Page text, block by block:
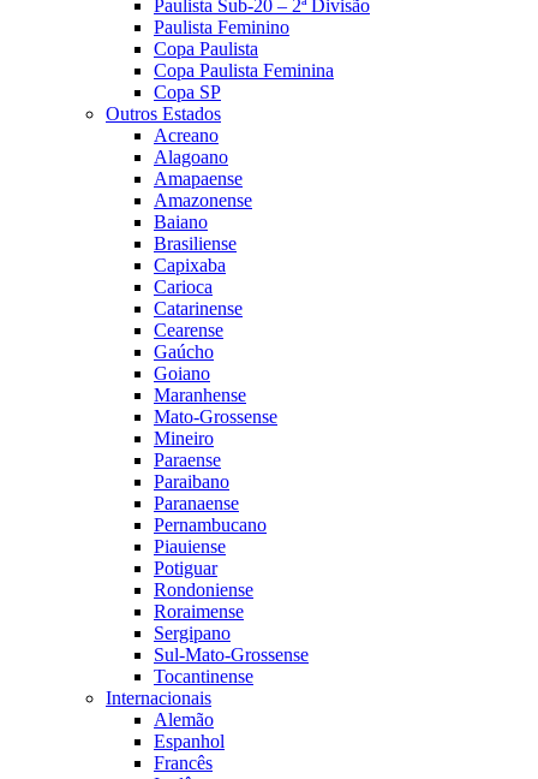
Paulista Sub-20 – 2ª Divisão
Paulista Feminino
Copa Paulista
Copa Paulista Feminina
Copa SP
Outros Estados
Acreano
Alagoano
Amapaense
Amazonense
Baiano
Brasiliense
Capixaba
Carioca
Catarinense
Cearense
Gaúcho
Goiano
Maranhense
Mato-Grossense
Mineiro
Paraense
Paraibano
Paranaense
Pernambucano
Piauiense
Potiguar
Rondoniense
Roraimense
Sergipano
Sul-Mato-Grossense
Tocantinense
Internacionais
Alemão
Espanhol
Francês